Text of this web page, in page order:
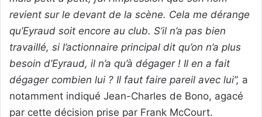
revient sur le devant de la scène. Cela me dérange
qu’Eyraud soit encore au club. S’il n’a pas bien
travaillé, si l’actionnaire principal dit qu’on n’a plus
besoin d’Eyraud, il n’a qu’à dégager ! Il en a fait
dégager combien lui ? Il faut faire pareil avec lui”, a
notamment indiqué Jean-Charles de Bono, agacé
par cette décision prise par Frank McCourt.